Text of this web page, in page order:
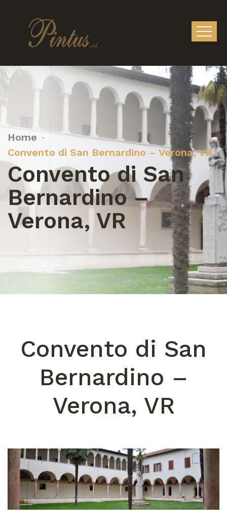
Home
Convento di San Bernardino – Verona, VR
Convento di San
Bernardino –
Verona, VR
Convento di San
Bernardino –
Verona, VR